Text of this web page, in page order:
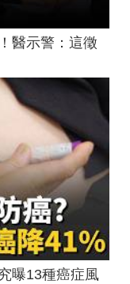
醫示警：這徵
曝13種癌症風